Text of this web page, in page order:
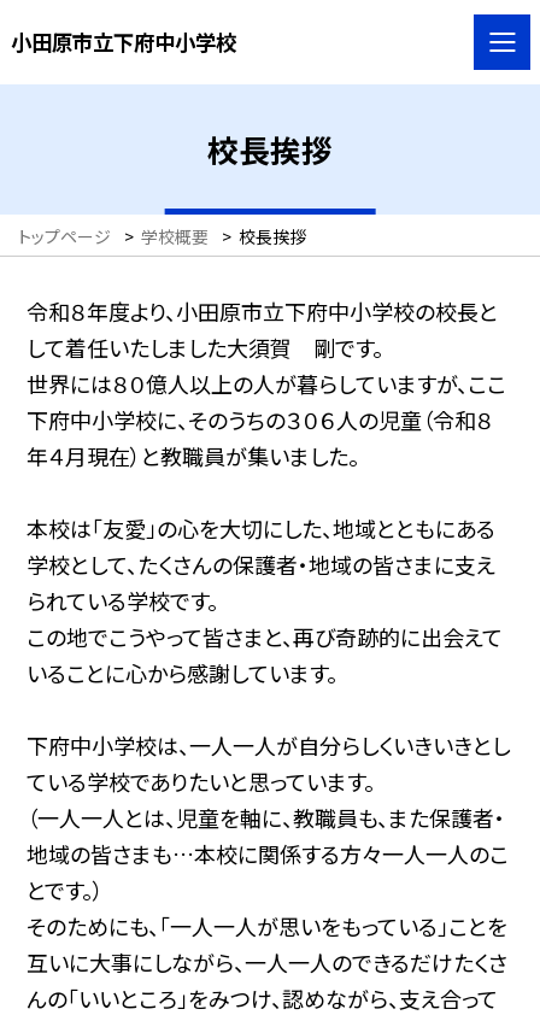
小田原市立下府中小学校
校長挨拶
トップページ > 学校概要 > 校長挨拶
令和８年度より、小田原市立下府中小学校の校長と
して着任いたしました大須賀 剛です。
世界には８０億人以上の人が暮らしていますが、ここ
下府中小学校に、そのうちの３０６人の児童（令和８
年４月現在）と教職員が集いました。
本校は「友愛」の心を大切にした、地域とともにある
学校として、たくさんの保護者・地域の皆さまに支え
られている学校です。
この地でこうやって皆さまと、再び奇跡的に出会えて
いることに心から感謝しています。
下府中小学校は、一人一人が自分らしくいきいきとし
ている学校でありたいと思っています。
（一人一人とは、児童を軸に、教職員も、また保護者・
地域の皆さまも…本校に関係する方々一人一人のこ
とです。）
そのためにも、「一人一人が思いをもっている」ことを
互いに大事にしながら、一人一人のできるだけたくさ
んの「いいところ」をみつけ、認めながら、支え合って